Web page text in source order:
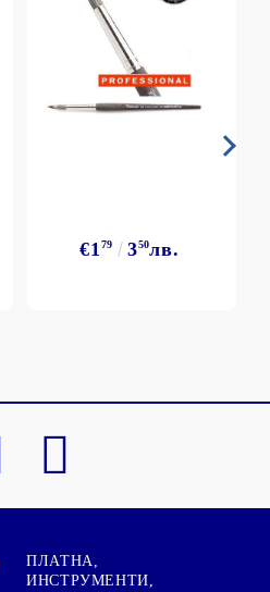
€179 350лв.
ПЛАТНА,
ИНСТРУМЕНТИ,